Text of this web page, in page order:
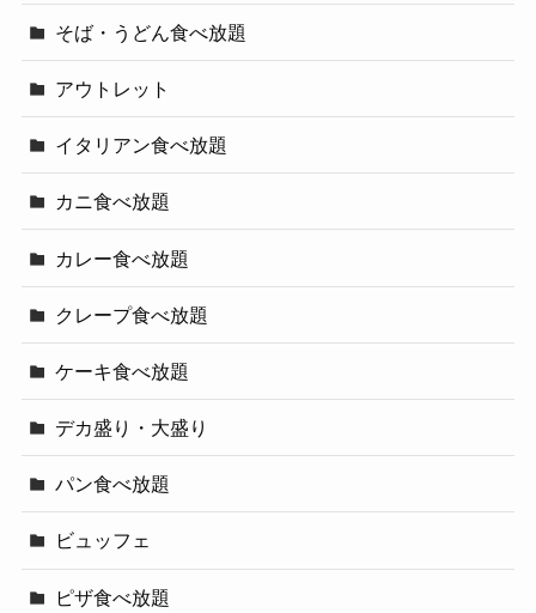
そば・うどん食べ放題
アウトレット
イタリアン食べ放題
カニ食べ放題
カレー食べ放題
クレープ食べ放題
ケーキ食べ放題
デカ盛り・大盛り
パン食べ放題
ビュッフェ
ピザ食べ放題